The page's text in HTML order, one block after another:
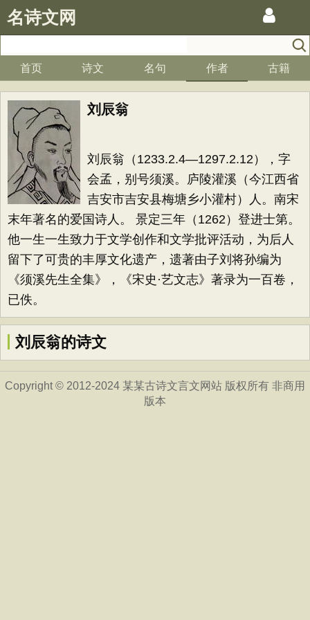
名诗文网
首页 诗文 名句 作者 古籍
刘辰翁
刘辰翁（1233.2.4—1297.2.12），字
会孟，别号须溪。庐陵灌溪（今江西省
吉安市吉安县梅塘乡小灌村）人。南宋
末年著名的爱国诗人。 景定三年（1262）登进士第。
他一生一生致力于文学创作和文学批评活动，为后人
留下了可贵的丰厚文化遗产，遗著由子刘将孙编为
《须溪先生全集》，《宋史·艺文志》著录为一百卷，
已佚。
刘辰翁的诗文
Copyright © 2012-2024 某某古诗文言文网站 版权所有 非商用
版本